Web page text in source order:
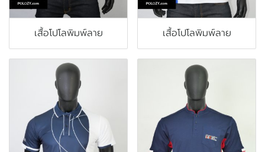
เสื้อโปโลพิมพ์ลาย เสื้อโปโลพิมพ์ลาย